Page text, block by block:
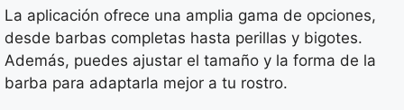
La aplicación ofrece una amplia gama de opciones,
desde barbas completas hasta perillas y bigotes.
Además, puedes ajustar el tamaño y la forma de la
barba para adaptarla mejor a tu rostro.